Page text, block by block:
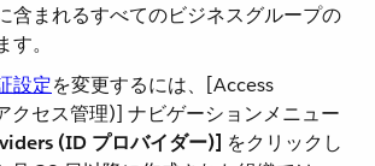
含まれるすべてのビジネスグループの
。
設定​を変更するには、[Access
セス管理)] ナビゲーションメニュー
(ID プロバイダー)] ​ をクリックし